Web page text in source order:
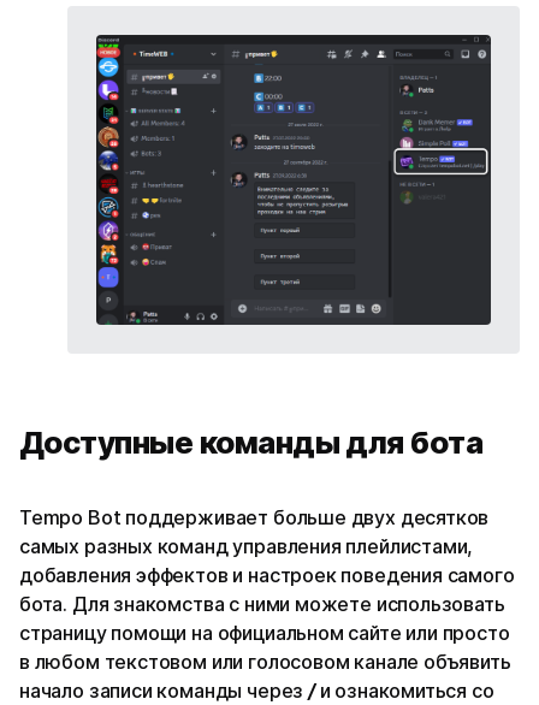
Доступные команды для бота
Tempo Bot поддерживает больше двух десятков
самых разных команд управления плейлистами,
добавления эффектов и настроек поведения самого
бота. Для знакомства с ними можете использовать
страницу помощи на официальном сайте или просто
в любом текстовом или голосовом канале объявить
начало записи команды через /и ознакомиться со